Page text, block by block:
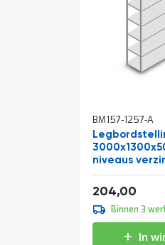
BM157-1257-A
niveaus
Vanaf
204,00
Binnen 3
In